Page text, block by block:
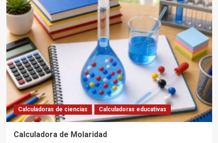
de
Dilución
Calculadoras de ciencias Calculadoras educativas
Calculadora de Molaridad